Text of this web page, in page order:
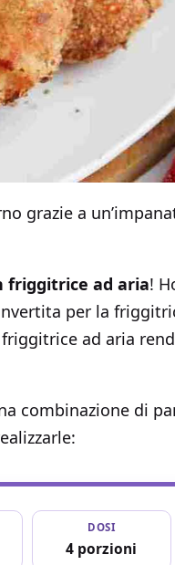
grazie a
friggitrice ad aria!
per la
ad aria
combinazione di
DOSI
4 porzioni